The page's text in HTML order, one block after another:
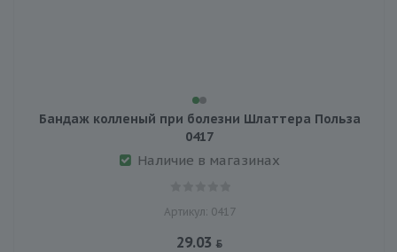
Бандаж колленый при болезни Шлаттера Польза
0417
Наличие в магазинах
Артикул: 0417
29.03